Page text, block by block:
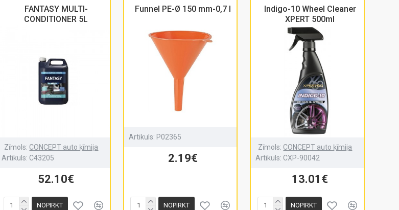
FANTASY MULTI-
CONDITIONER 5L
Zīmols: CONCEPT auto ķīmija
Artikuls: C43205
52.10€
NOPIRKT
Funnel PE-Ø 150 mm-0,7 l
Artikuls: P02365
2.19€
NOPIRKT
Indigo-10 Wheel Cleaner
XPERT 500ml
Zīmols: CONCEPT auto ķīmija
Artikuls: CXP-90042
13.01€
NOPIRKT